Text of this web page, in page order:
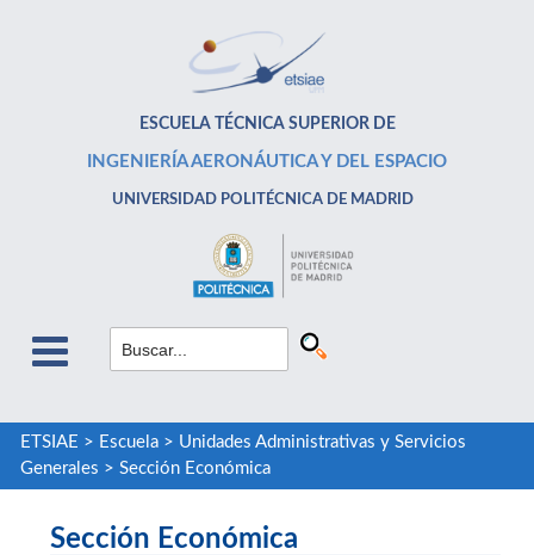
ESCUELA TÉCNICA SUPERIOR DE
INGENIERÍA AERONÁUTICA Y DEL ESPACIO
UNIVERSIDAD POLITÉCNICA DE MADRID
ETSIAE > Escuela> Unidades Administrativas y Servicios
Generales > Sección Económica
Sección Económica